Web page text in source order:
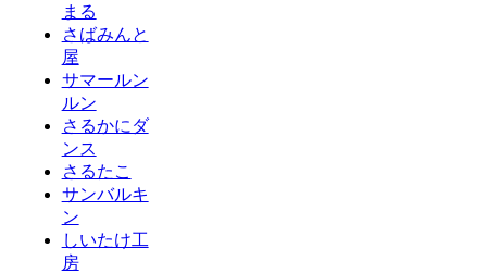
まる
さばみんと
屋
サマールン
ルン
さるかにダ
ンス
さるたこ
サンバルキ
ン
しいたけ工
房